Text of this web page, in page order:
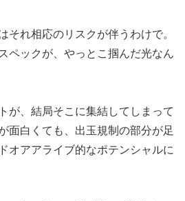
それ相応のリスクが伴うわけで。
ペックが、やっとこ掴んだ光なん
が、結局そこに集結してしまって
面白くても、出玉規制の部分が足
オアアライブ的なポテンシャルに